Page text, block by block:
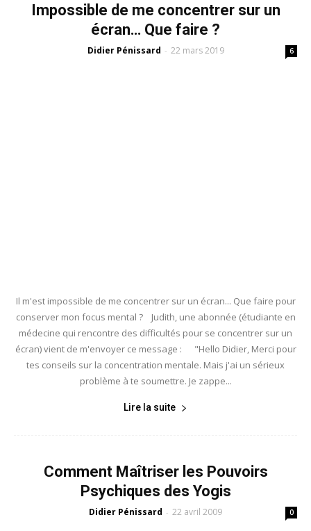
Impossible de me concentrer sur un
écran… Que faire ?
Didier Pénissard - 22 mars 2019 6
Il m'est impossible de me concentrer sur un écran... Que faire pour
conserver mon focus mental ? Judith, une abonnée (étudiante en
médecine qui rencontre des difficultés pour se concentrer sur un
écran) vient de m'envoyer ce message : "Hello Didier, Merci pour
tes conseils sur la concentration mentale. Mais j'ai un sérieux
problème à te soumettre. Je zappe...
Lire la suite
Comment Maîtriser les Pouvoirs
Psychiques des Yogis
Didier Pénissard - 22 avril 2009 0